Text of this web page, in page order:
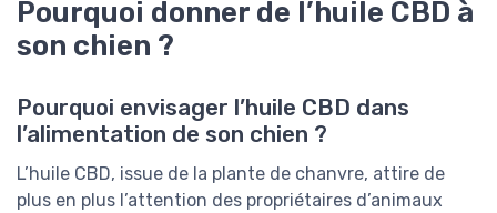
Pourquoi donner de l’huile CBD à
son chien ?
Pourquoi envisager l’huile CBD dans
l’alimentation de son chien ?
L’huile CBD, issue de la plante de chanvre, attire de
plus en plus l’attention des propriétaires d’animaux